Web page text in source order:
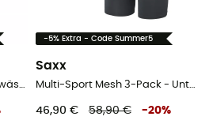
Anatomica Boxers - Unterwäsche - Herren
-5% Extra - Code Summer5
Saxx
Multi-Sport Mesh 3-Pack - Unterwäsche - Herren
46,90 € 58,90 € -20%